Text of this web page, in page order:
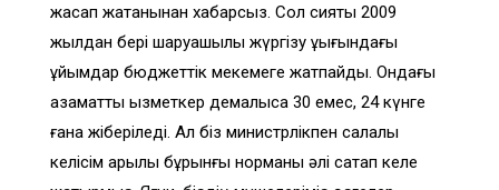
жасап жатқанынан хабарсыз. Сол сияқты 2009
жылдан бері шаруашылық жүргізу құқығындағы
ұйымдар бюджеттік мекемеге жатпайды. Ондағы
азаматтық қызметкер демалысқа 30 емес, 24 күнге
ғана жіберіледі. Ал біз министрлікпен салалық
келісім арқылы бұрынғы норманы әлі сақтап келе